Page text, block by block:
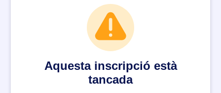
Aquesta inscripció està
tancada